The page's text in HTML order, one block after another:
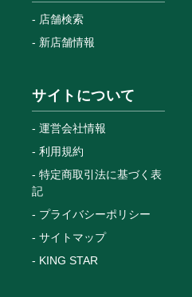
店舗検索
新店舗情報
サイトについて
運営会社情報
利用規約
特定商取引法に基づく表
記
プライバシーポリシー
サイトマップ
KING STAR